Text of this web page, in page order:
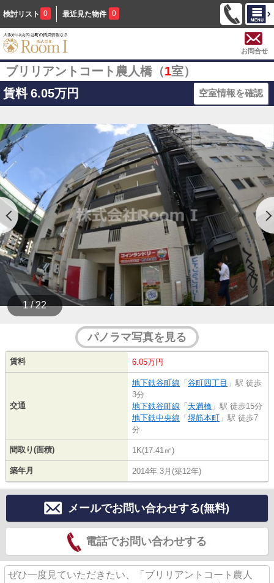
検討リスト 0 最近見た物件 0
お問合せ
ブリリアントコート農人橋（1室）
賃料 6.05万円 空室情報を確認
1 / 22
パノラマ写真を見る
賃料 6.05万円
交通
地下鉄谷町線 「 谷町四丁目 」駅 徒歩
3分
地下鉄谷町線 「 天満橋 」駅 徒歩15分
地下鉄中央線 「 堺筋本町 」駅 徒歩7
分
間取り(面積) 1K(17.41㎡)
築年月 2014年 3月(築12年)
メールでお問い合わせする(無料)
電話でお問い合わせする
ぜひ一度見ていただきたい、「ブリリアントコート農人